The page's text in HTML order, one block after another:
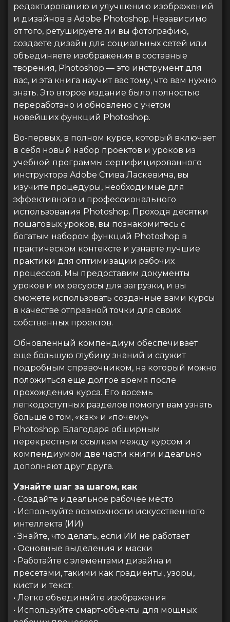
редактированию и улучшению изображений
и дизайнов в Adobe Photoshop. Независимо
от того, ретушируете ли вы фотографию,
создаете дизайн для социальных сетей или
объединяете изображения в составные
творения, Photoshop — это инструмент для
вас, и эта книга научит вас тому, что вам нужно
знать. Это второе издание было полностью
переработано и обновлено с учетом
новейших функций Photoshop.
Во-первых, в полном курсе, который включает
в себя новый набор проектов и уроков из
учебной программы сертифицированного
инструктора Adobe Стива Ласкевича, вы
изучите процедуры, необходимые для
эффективного и профессионального
использования Photoshop. Проходя десятки
пошаговых уроков, вы познакомитесь с
богатым набором функций Photoshop в
практическом контексте и узнаете лучшие
практики для оптимизации рабочих
процессов. Мы предоставим документы
уроков и их ресурсы для загрузки, и вы
сможете использовать созданные вами курсы
в качестве отправной точки для своих
собственных проектов.
Обновленный компендиум обеспечивает
еще большую глубину знаний и служит
подробным справочником, на который можно
положиться еще долгое время после
прохождения курса. Его восемь
легкодоступных разделов помогут вам узнать
больше о том, «как» и «почему»
Photoshop. Благодаря обширным
перекрестным ссылкам между курсом и
компендиумом две части книги идеально
дополняют друг друга.
Узнайте шаг за шагом, как
• Создайте идеальное рабочее место
• Используйте возможности искусственного
интеллекта (ИИ)
• Знайте, что делать, если ИИ не работает
• Основные выделения и маски
• Работайте с элементами дизайна и
пресетами, такими как градиенты, узоры,
кисти и текст.
• Легко объединяйте изображения
• Используйте смарт-объекты для мощных